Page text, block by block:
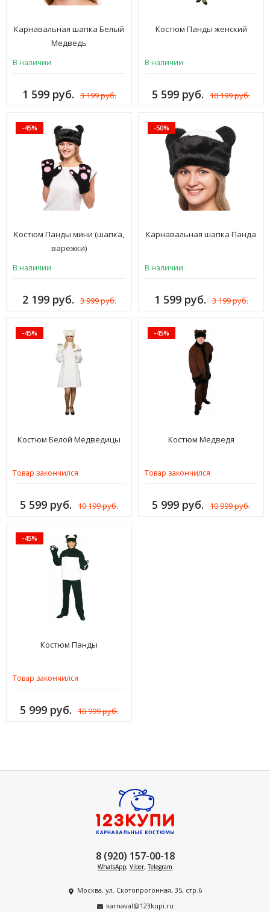
Карнавальная шапка Белый
Медведь
В наличии
1 599 руб. 3 199 руб.
Костюм Панды женский
В наличии
5 599 руб. 10 199 руб.
-45%
Костюм Панды мини (шапка,
варежки)
В наличии
2 199 руб. 3 999 руб.
-50%
Карнавальная шапка Панда
В наличии
1 599 руб. 3 199 руб.
-45%
Костюм Белой Медведицы
Товар закончился
5 599 руб. 10 199 руб.
-45%
Костюм Медведя
Товар закончился
5 999 руб. 10 999 руб.
-45%
Костюм Панды
Товар закончился
5 999 руб. 10 999 руб.
8 (920) 157-00-18
WhatsApp, Viber,Telegram
Москва, ул. Скотопрогонная, 35, стр.6
karnaval@123kupi.ru